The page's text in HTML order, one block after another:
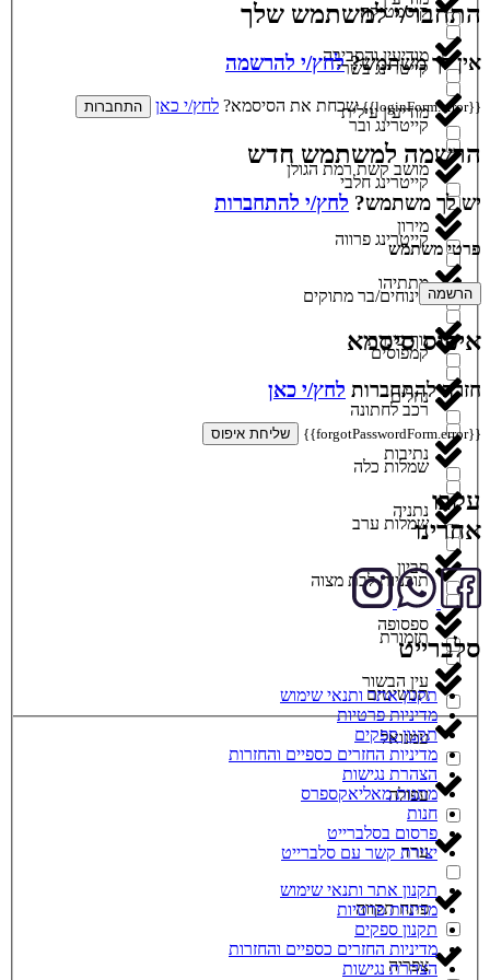
קוסמטיקה
קייטרינג בשרי
קייטרינג ובר
קייטרינג חלבי
קייטרינג פרווה
קינוחים/בר מתוקים
קמפוסים
רכב לחתונה
שמלות כלה
שמלות ערב
תוכניות לבת מצוה
תזמורת
תכשיטים
מודיעין והסביבה
מודיעין עילית
מושב קשת רמת הגולן
מירון
מתתיהו
נוף כינרת
נחלים
נתיבות
נתניה
סביון
ספסופה
עין הבשור
עמנואל
עפולה
ערד
פתח תקווה
צפריה
התחבר/י למשתמש שלך
אין לך משתמש?לחץ/י להרשמה
{{loginForm.error}} שכחת את הסיסמא? לחץ/י כאן התחברות
הרשמה למשתמש חדש
יש לך משתמש? לחץ/י להתחברות
פרטי משתמש
הרשמה
איפוס סיסמא
חזרה להתחברות לחץ/י כאן
{{forgotPasswordForm.error}} שליחת איפוס
עקבו
אחרינו
סלברייט
תקנון אתר ותנאי שימוש
מדיניות פרטיות
תקנון ספקים
מדיניות החזרים כספיים והחזרות
הצהרת נגישות
מתנות מאליאקספרס
חנות
פרסום בסלברייט
יצירת קשר עם סלברייט
תקנון אתר ותנאי שימוש
מדיניות פרטיות
תקנון ספקים
מדיניות החזרים כספיים והחזרות
הצהרת נגישות